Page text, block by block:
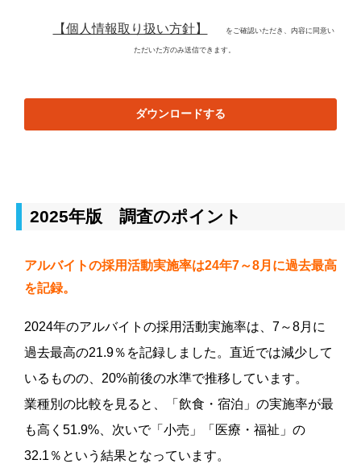
【個人情報取り扱い方針】 をご確認いただき、内容に同意い
ただいた方のみ送信できます。
ダウンロードする
2025年版 調査のポイント
アルバイトの採用活動実施率は24年7～8月に過去最高
を記録。
2024年のアルバイトの採用活動実施率は、7～8月に
過去最高の21.9％を記録しました。直近では減少して
いるものの、20%前後の水準で推移しています。
業種別の比較を見ると、「飲食・宿泊」の実施率が最
も高く51.9%、次いで「小売」「医療・福祉」の
32.1％という結果となっています。